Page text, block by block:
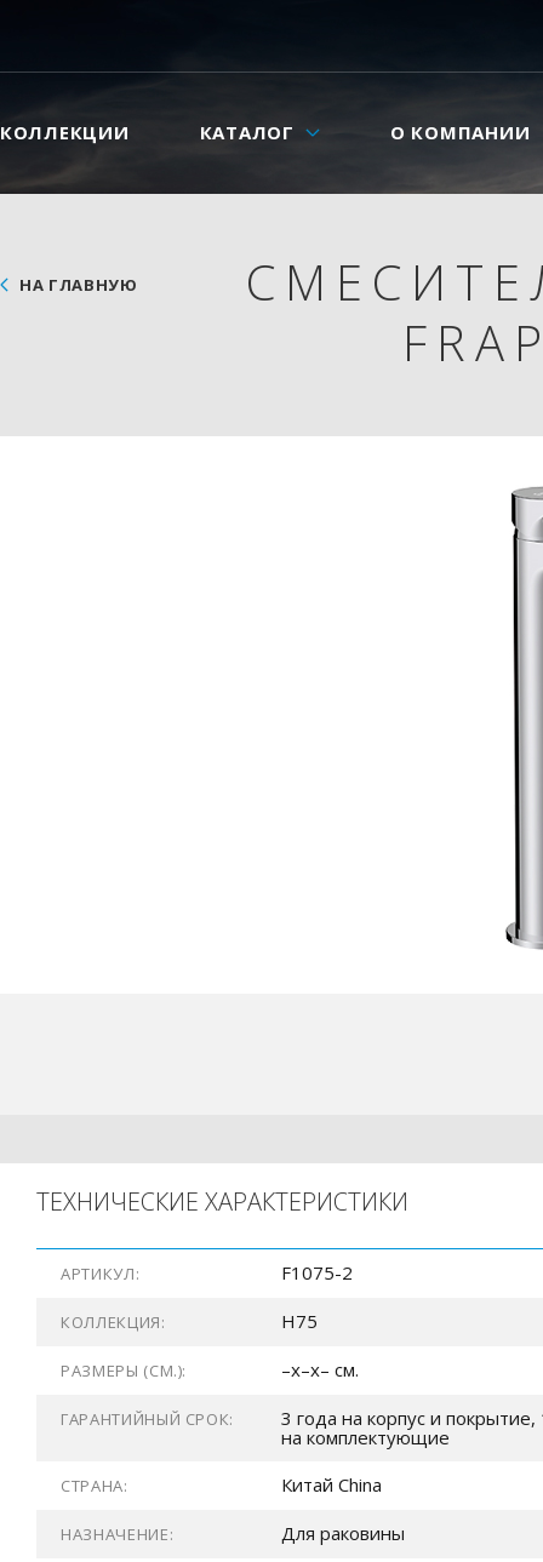
КОЛЛЕКЦИИ КАТАЛОГ О КОМПАНИИ
НА ГЛАВНУЮ
ТЕХНИЧЕСКИЕ ХАРАКТЕРИСТИКИ
АРТИКУЛ: F1075-2
КОЛЛЕКЦИЯ: H75
РАЗМЕРЫ (СМ.): –x–x– см.
ГАРАНТИЙНЫЙ СРОК:
3 года на корпус и покрытие,
на комплектующие
СТРАНА: Китай China
НАЗНАЧЕНИЕ: Для раковины